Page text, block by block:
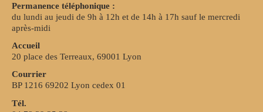
Permanence téléphonique :
du lundi au jeudi de 9h à 12h et de 14h à 17h sauf le mercredi
après-midi
Accueil
20 place des Terreaux, 69001 Lyon
Courrier
BP 1216 69202 Lyon cedex 01
Tél.